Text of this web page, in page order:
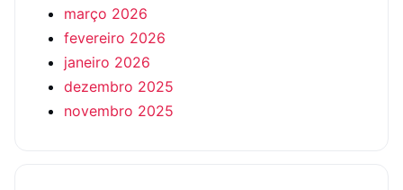
março 2026
fevereiro 2026
janeiro 2026
dezembro 2025
novembro 2025